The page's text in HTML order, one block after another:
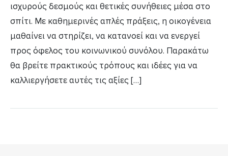
ισχυρούς δεσμούς και θετικές συνήθειες μέσα στο
σπίτι. Με καθημερινές απλές πράξεις, η οικογένεια
μαθαίνει να στηρίζει, να κατανοεί και να ενεργεί
προς όφελος του κοινωνικού συνόλου. Παρακάτω
θα βρείτε πρακτικούς τρόπους και ιδέες για να
καλλιεργήσετε αυτές τις αξίες […]